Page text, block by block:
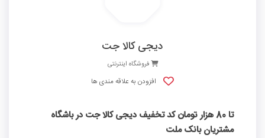
دیجی کالا جت
فروشگاه اینترنتی
افزودن به علاقه مندی ها
تا 80 هزار تومان کد تخفیف دیجی کالا جت در باشگاه
مشتریان بانک ملت